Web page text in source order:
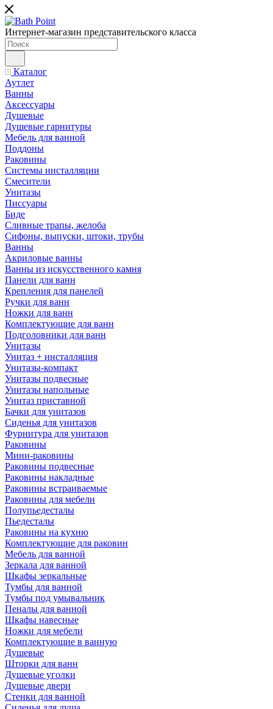
Интернет-магазин представительского класса
Каталог
Аутлет
Ванны
Аксессуары
Душевые
Душевые гарнитуры
Мебель для ванной
Поддоны
Раковины
Системы инсталляции
Смесители
Унитазы
Писсуары
Биде
Сливные трапы, желоба
Сифоны, выпуски, штоки, трубы
Ванны
Акриловые ванны
Ванны из искусственного камня
Панели для ванн
Крепления для панелей
Ручки для ванн
Ножки для ванн
Комплектующие для ванн
Подголовники для ванн
Унитазы
Унитаз + инсталляция
Унитазы-компакт
Унитазы подвесные
Унитазы напольные
Унитаз приставной
Бачки для унитазов
Сиденья для унитазов
Фурнитура для унитазов
Раковины
Мини-раковины
Раковины подвесные
Раковины накладные
Раковины встраиваемые
Раковины для мебели
Полупьедесталы
Пьедесталы
Раковины на кухню
Комплектующие для раковин
Мебель для ванной
Зеркала для ванной
Шкафы зеркальные
Тумбы для ванной
Тумбы под умывальник
Пеналы для ванной
Шкафы навесные
Ножки для мебели
Комплектующие в ванную
Душевые
Шторки для ванн
Душевые уголки
Душевые двери
Стенки для ванной